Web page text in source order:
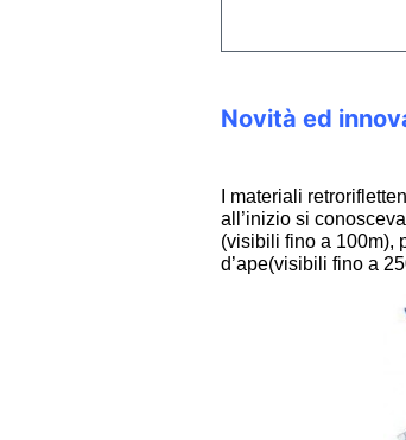
Novità ed
I materiali
all’inizio si
(visibili fino a 100m),
d’ape(visibili fino a